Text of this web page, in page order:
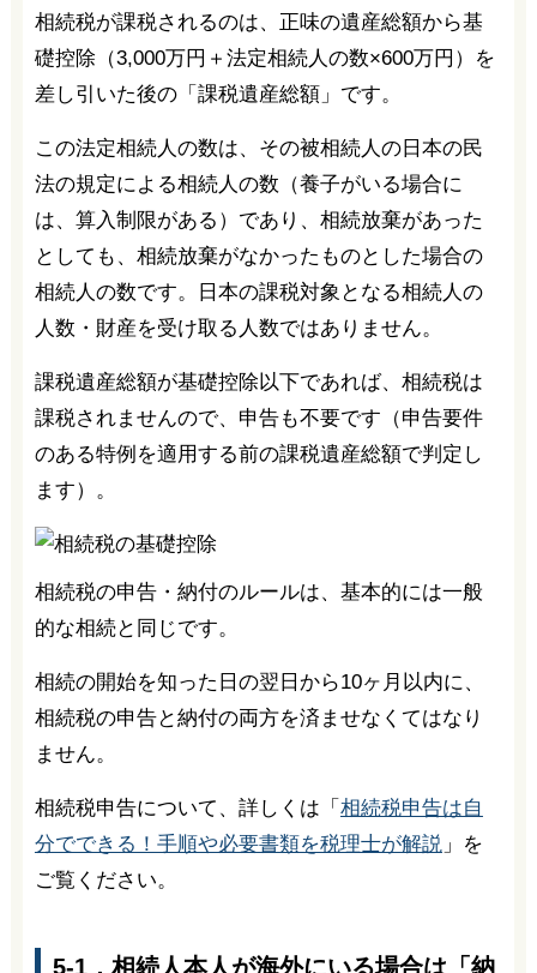
相続税が課税されるのは、正味の遺産総額から基
礎控除（3,000万円＋法定相続人の数×600万円）を
差し引いた後の「課税遺産総額」です。
この法定相続人の数は、その被相続人の日本の民
法の規定による相続人の数（養子がいる場合に
は、算入制限がある）であり、相続放棄があった
としても、相続放棄がなかったものとした場合の
相続人の数です。日本の課税対象となる相続人の
人数・財産を受け取る人数ではありません。
課税遺産総額が基礎控除以下であれば、相続税は
課税されませんので、申告も不要です（申告要件
のある特例を適用する前の課税遺産総額で判定し
ます）。
相続税の申告・納付のルールは、基本的には一般
的な相続と同じです。
相続の開始を知った日の翌日から10ヶ月以内に、
相続税の申告と納付の両方を済ませなくてはなり
ません。
相続税申告について、詳しくは「 相続税申告は自
分でできる！手順や必要書類を税理士が解説」を
ご覧ください。
5-1．相続人本人が海外にいる場合は「納